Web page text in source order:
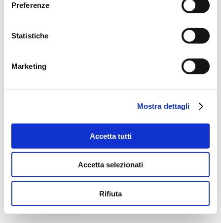
Preferenze
Statistiche
Marketing
Mostra dettagli
Accetta tutti
Accetta selezionati
Rifiuta